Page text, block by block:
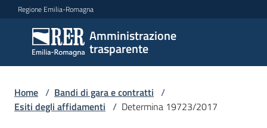
Vai al contenuto
Vai alla navigazione
Vai al footer
Regione Emilia-Romagna
Amministrazione
trasparente
Amministrazione
trasparente
Sottosezioni
Home / Bandi di gara e contratti /
Esiti degli affidamenti / Determina 19723/2017